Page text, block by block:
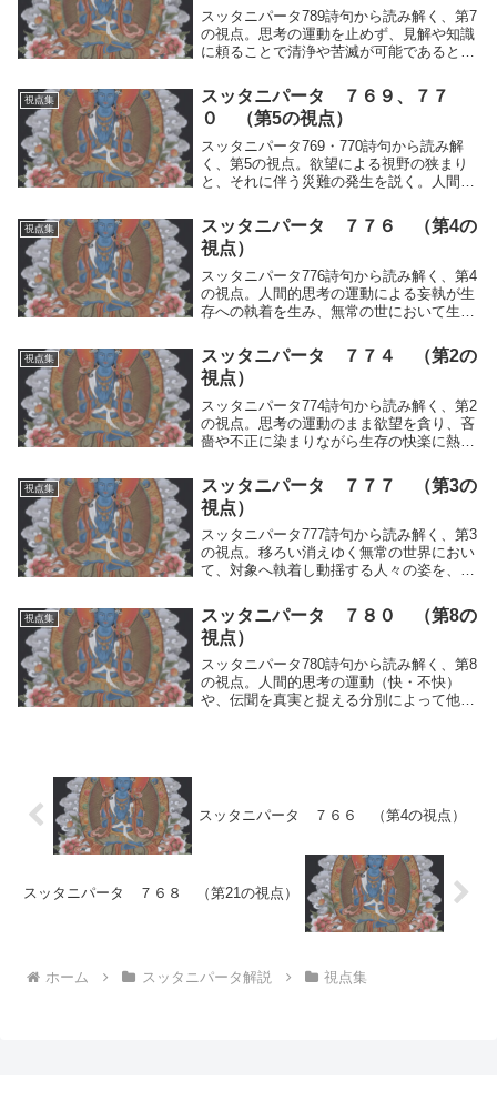
スッタニパータ789詩句から読み解く、第7
の視点。思考の運動を止めず、見解や知識
に頼ることで清浄や苦滅が可能であるとす
明かす。修行の本質を記録。
視点集
スッタニパータ ７６９、７７
０ （第5の視点）
スッタニパータ769・770詩句から読み解
く、第5の視点。欲望による視野の狭まり
と、それに伴う災難の発生を説く。人間的
ることで危険を回避し、世の中を生き抜く
修行の本質を記録。
視点集
スッタニパータ ７７６ （第4の
視点）
スッタニパータ776詩句から読み解く、第4
の視点。人間的思考の運動による妄執が生
存への執着を生み、無常の世において生と
る。すべてを手放すべき理を見つめる修行
の本質を記録。
視点集
スッタニパータ ７７４ （第2の
視点）
スッタニパータ774詩句から読み解く、第2
の視点。思考の運動のまま欲望を貪り、吝
嗇や不正に染まりながら生存の快楽に熱中
直視し、快を得ても必ず不快が現れるとい
う運動の仕組みを洞察する修行の本質を記
録。
視点集
スッタニパータ ７７７ （第3の
視点）
スッタニパータ777詩句から読み解く、第3
の視点。移ろい消えゆく無常の世界におい
て、対象へ執着し動揺する人々の姿を、涸
がもの」という思いを捨て、絶えず変化す
る生存の世界に対する一切の執着を離れる
重要性を説く修行の本質を記録。
視点集
スッタニパータ ７８０ （第8の
視点）
スッタニパータ780詩句から読み解く、第8
の視点。人間的思考の運動（快・不快）
や、伝聞を真実と捉える分別によって他者
スッタニパータ ７６６ （第4の視点）
スッタニパータ ７６８ （第21の視点）
ホーム スッタニパータ解説 視点集